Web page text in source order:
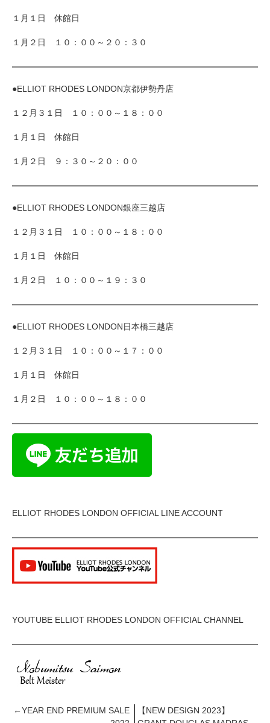
１月１日 休館日
１月２日 １０：００～２０：３０
●ELLIOT RHODES LONDON京都伊勢丹店
１２月３１日 １０：００～１８：００
１月１日 休館日
１月２日 ９：３０～２０：００
●ELLIOT RHODES LONDON銀座三越店
１２月３１日 １０：００～１８：００
１月１日 休館日
１月２日 １０：００～１９：３０
●ELLIOT RHODES LONDON日本橋三越店
１２月３１日 １０：００～１７：００
１月１日 休館日
１月２日 １０：００～１８：００
ELLIOT RHODES LONDON OFFICIAL LINE ACCOUNT
YOUTUBE ELLIOT RHODES LONDON OFFICIAL CHANNEL
←YEAR END PREMIUM SALE
【NEW DESIGN 2023】